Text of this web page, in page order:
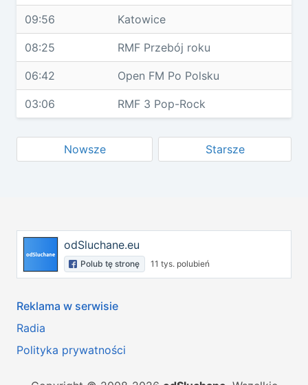
09:56 Katowice
08:25 RMF Przebój roku
06:42 Open FM Po Polsku
03:06 RMF 3 Pop-Rock
Nowsze Starsze
odSluchane.eu
Polub tę stronę 11 tys. polubień
Reklama w serwisie
Radia
Polityka prywatności